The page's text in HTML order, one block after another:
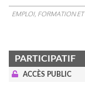
EMPLOI, FORMATION
PARTICIPATIF
ACCÈS PUBLIC